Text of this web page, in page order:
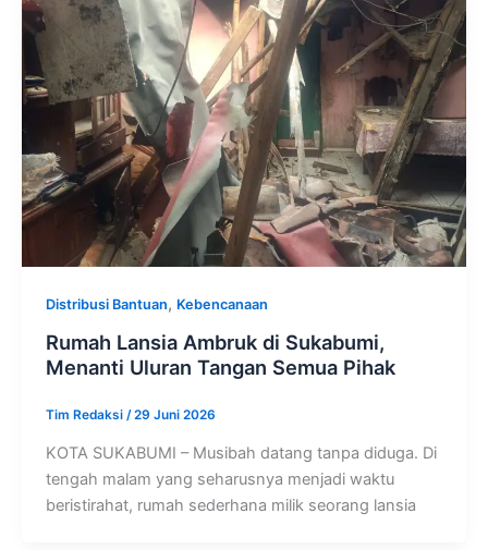
Distribusi Bantuan, Kebencanaan
Rumah Lansia Ambruk di Sukabumi,
Menanti Uluran Tangan Semua Pihak
Tim Redaksi /29 Juni 2026
KOTA SUKABUMI – Musibah datang tanpa diduga. Di
tengah malam yang seharusnya menjadi waktu
beristirahat, rumah sederhana milik seorang lansia